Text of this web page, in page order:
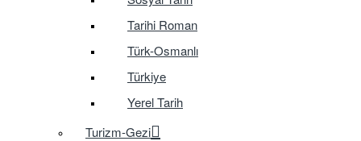
Tarihi Roman
Türk-Osmanlı
Türkiye
Yerel Tarih
Turizm-Gezi